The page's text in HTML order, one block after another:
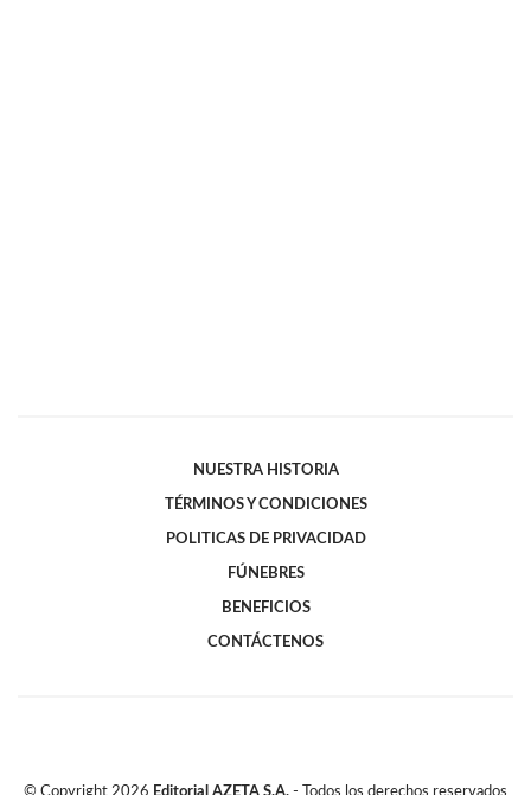
NUESTRA HISTORIA
TÉRMINOS Y CONDICIONES
POLITICAS DE PRIVACIDAD
FÚNEBRES
BENEFICIOS
CONTÁCTENOS
© Copyright 2026 Editorial AZETA S.A. - Todos los derechos reservados